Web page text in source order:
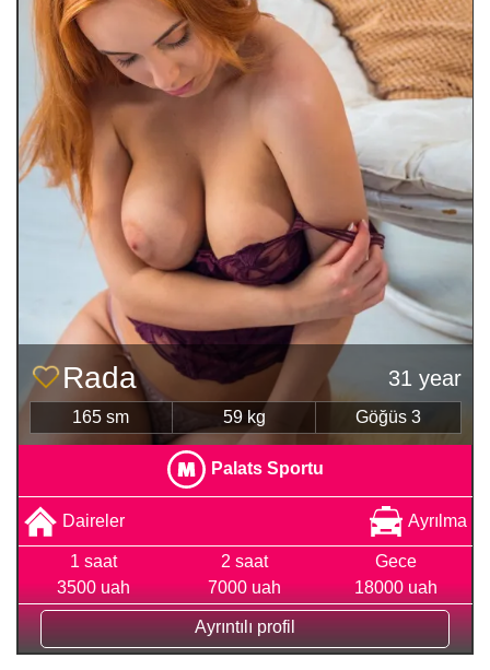
Rada 31 year
165 sm 59 kg Göğüs 3
Palats Sportu
Daireler Ayrılma
1 saat
3500 uah
2 saat
7000 uah
Gece
18000 uah
Ayrıntılı profil